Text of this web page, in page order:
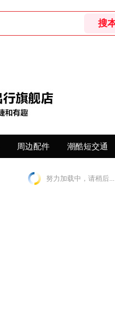
周边配件 潮酷短交通
努力加载中，请稍后...